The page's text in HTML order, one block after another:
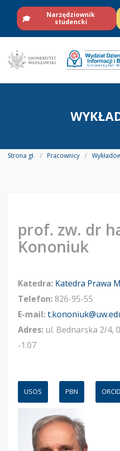
🎓
Narzędziownik
studencki
Strona gł. Pracownicy
prof. zw. dr
Kononiuk
Katedra: Katedra Prawa
Telefon:826-95-55
E-mail:
Adres: ul. Bednarska 2/4,
-1.07
USOS PBN ORCID